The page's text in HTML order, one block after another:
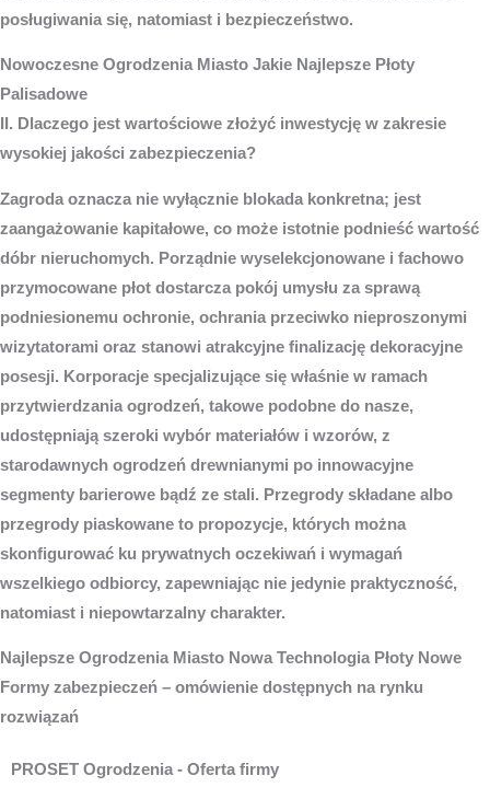
posługiwania się, natomiast i bezpieczeństwo.
Nowoczesne Ogrodzenia Miasto Jakie Najlepsze Płoty
Palisadowe
II. Dlaczego jest wartościowe złożyć inwestycję w zakresie
wysokiej jakości zabezpieczenia?
Zagroda oznacza nie wyłącznie blokada konkretna; jest
zaangażowanie kapitałowe, co może istotnie podnieść wartość
dóbr nieruchomych. Porządnie wyselekcjonowane i fachowo
przymocowane płot dostarcza pokój umysłu za sprawą
podniesionemu ochronie, ochrania przeciwko nieproszonymi
wizytatorami oraz stanowi atrakcyjne finalizację dekoracyjne
posesji. Korporacje specjalizujące się właśnie w ramach
przytwierdzania ogrodzeń, takowe podobne do nasze,
udostępniają szeroki wybór materiałów i wzorów, z
starodawnych ogrodzeń drewnianymi po innowacyjne
segmenty barierowe bądź ze stali. Przegrody składane albo
przegrody piaskowane to propozycje, których można
skonfigurować ku prywatnych oczekiwań i wymagań
wszelkiego odbiorcy, zapewniając nie jedynie praktyczność,
natomiast i niepowtarzalny charakter.
Najlepsze Ogrodzenia Miasto Nowa Technologia Płoty Nowe
Formy zabezpieczeń – omówienie dostępnych na rynku
rozwiązań
PROSET Ogrodzenia - Oferta firmy